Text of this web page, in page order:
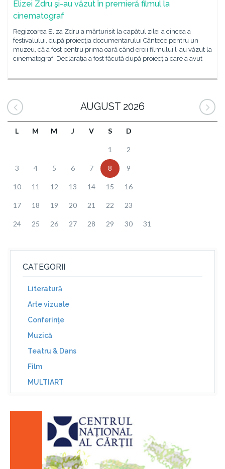
Elizei Zdru şi-au văzut în premieră filmul la
cinematograf
Regizoarea Eliza Zdru a mărturisit la capătul zilei a cincea a
festivalului, după proiecţia documentarului Cântece pentru un
muzeu, că a fost pentru prima oară când eroii filmului l-au văzut la
cinematograf. Declarația a fost făcută după proiecţia care a avut
AUGUST 2026
L M M J V S D
1 2
3 4 5 6 7 8 9
10 11 12 13 14 15 16
17 18 19 20 21 22 23
24 25 26 27 28 29 30 31
CATEGORII
Literatură
Arte vizuale
Conferinţe
Muzică
Teatru & Dans
Film
MULTIART